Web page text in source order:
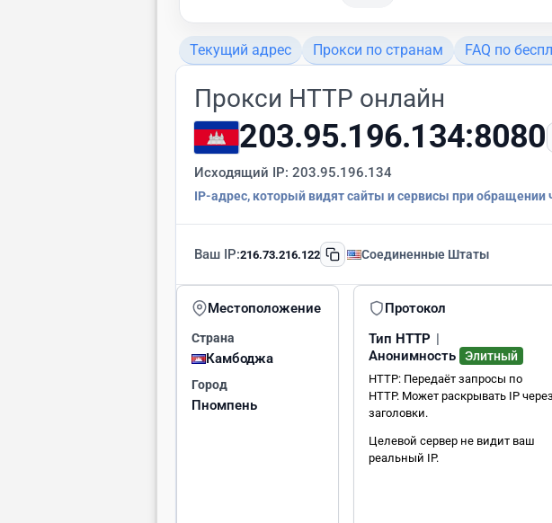
Текущий адрес Прокси по странам FAQ по
Прокси HTTP онлайн
203.95.196.134:8080
Исходящий IP: 203.95.196.134
IP-адрес, который видят сайты и сервисы при обращении
Ваш IP:216.73.216.122 Соединенные Штаты
Местоположение
Страна
Камбоджа
Город
Пномпень
Протокол
Тип HTTP |
Анонимность
Элитный
HTTP: Передаёт запросы по
HTTP. Может раскрывать IP через
заголовки.
Целевой сервер не видит ваш
реальный IP.